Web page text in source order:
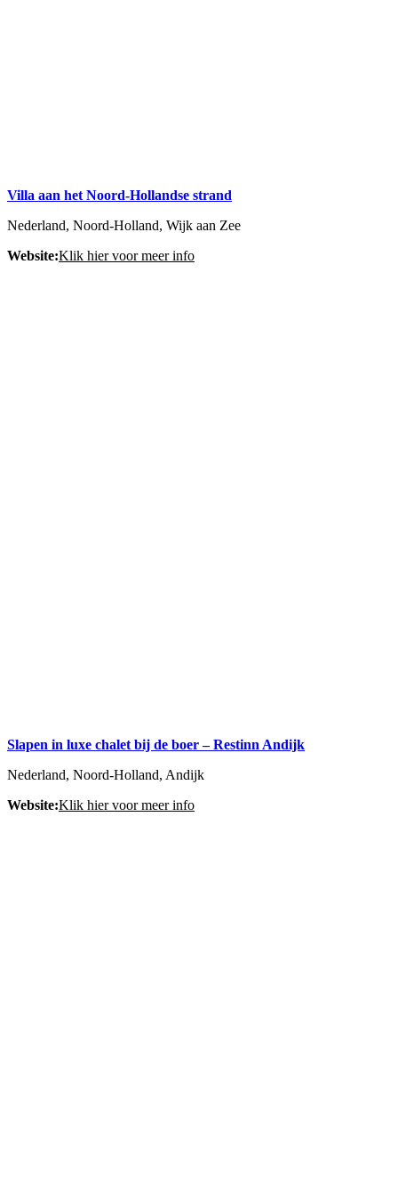
Villa aan het Noord-Hollandse strand
Nederland, Noord-Holland, Wijk aan Zee
Website:Klik hier voor meer info
Slapen in luxe chalet bij de boer – Restinn Andijk
Nederland, Noord-Holland, Andijk
Website:Klik hier voor meer info